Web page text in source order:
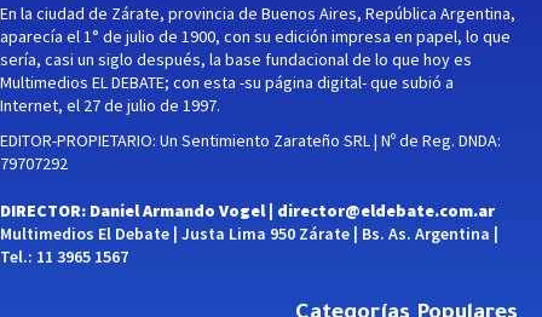
En la ciudad de Zárate, provincia de Buenos Aires, República Argentina,
aparecía el 1° de julio de 1900, con su edición impresa en papel, lo que
sería, casi un siglo después, la base fundacional de lo que hoy es
Multimedios EL DEBATE; con esta -su página digital- que subió a
Internet, el 27 de julio de 1997.
EDITOR-PROPIETARIO: Un Sentimiento Zarateño SRL | Nº de Reg. DNDA:
79707292
DIRECTOR: Daniel Armando Vogel | director@eldebate.com.ar
Multimedios El Debate | Justa Lima 950 Zárate | Bs. As. Argentina |
Tel.: 11 3965 1567